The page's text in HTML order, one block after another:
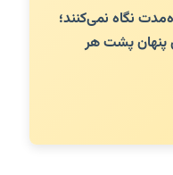
نگاه نمی‌کنند؛
پنهان پشت هر